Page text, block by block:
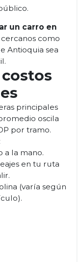
un carro en
como
Antioquia sea
principales
oscila
por tramo.
a la mano.
en tu ruta
(varía según